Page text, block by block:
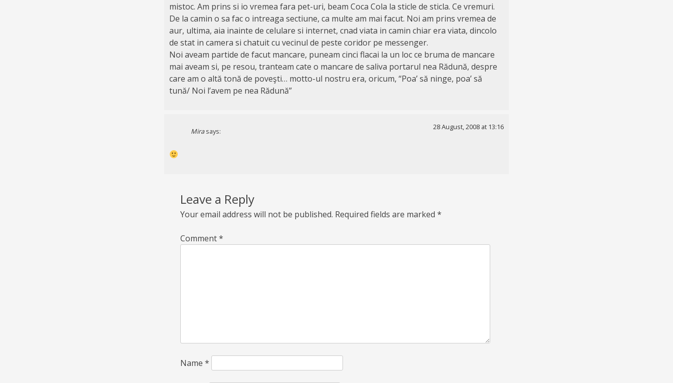
mistoc. Am prins si io vremea fara pet-uri, beam Coca Cola la sticle de sticla. Ce vremuri.
De la camin o sa fac o intreaga sectiune, ca multe am mai facut. Noi am prins vremea de
aur, ultima, aia inainte de celulare si internet, cnad viata in camin chiar era viata, dincolo
de stat in camera si chatuit cu vecinul de peste coridor pe messenger.
Noi aveam partide de facut mancare, puneam cinci flacai la un loc ce bruma de mancare
mai aveam si, pe resou, tranteam cate o mancare de saliva portarul nea Rădună, despre
care am o altă tonă de poveşti… motto-ul nostru era, oricum, “Poa’ să ninge, poa’ să
tună/ Noi l’avem pe nea Rădună”
Mira says:
28 August, 2008 at 13:16
Leave a Reply
Your email address will not be published. Required fields are marked *
Comment*
Name *